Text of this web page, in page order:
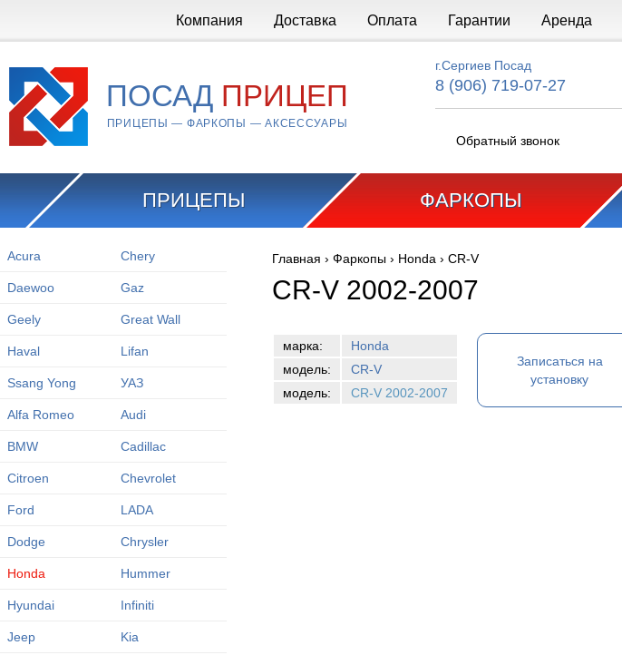
Компания Доставка Оплата Гарантии Аренда
ПОСАД ПРИЦЕП
ПРИЦЕПЫ — ФАРКОПЫ — АКСЕССУАРЫ
г.Сергиев Посад
8 (906) 719-07-27
Обратный звонок
ПРИЦЕПЫ ФАРКОПЫ
Acura Chery
Daewoo Gaz
Geely Great Wall
Haval Lifan
Ssang Yong УАЗ
Alfa Romeo Audi
BMW Cadillac
Citroen Chevrolet
Ford LADA
Dodge Chrysler
Honda Hummer
Hyundai Infiniti
Jeep Kia
Вы здесь
Главная › Фаркопы › Honda › CR-V
CR-V 2002-2007
марка:
Honda
модель:
CR-V
модель:
CR-V 2002-2007
Записаться на
установку